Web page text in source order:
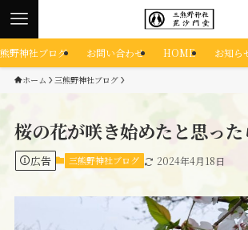
野神社ブログ お問い合わせ HOME お知ら
ホーム 三熊野神社ブログ
桜の花が咲き始めたと思っ
広告 三熊野神社ブログ 2024年4月18日